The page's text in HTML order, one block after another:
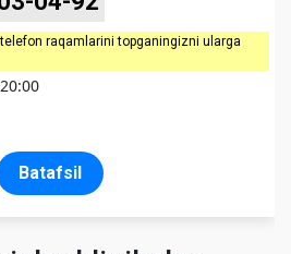
raqamlarini topganingizni ularga
Batafsil